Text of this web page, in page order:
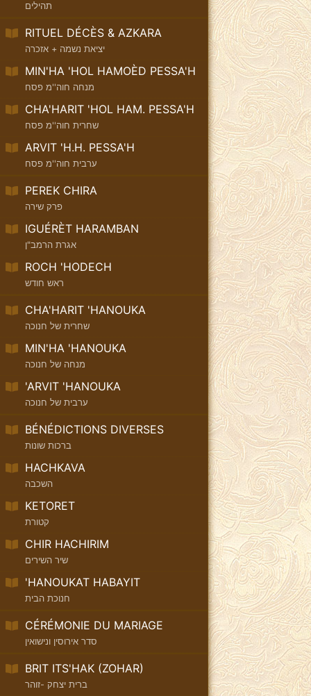
תהילים
RITUEL DÉCÈS & AZKARA
יציאת נשמה + אזכרה
MIN'HA 'HOL HAMOÈD PESSA'H
מנחה חוה''מ פסח
CHA'HARIT 'HOL HAM. PESSA'H
שחרית חוה''מ פסח
ARVIT 'H.H. PESSA'H
ערבית חוה''מ פסח
PEREK CHIRA
פרק שירה
IGUÉRÈT HARAMBAN
אגרת הרמב"ן
ROCH 'HODECH
ראש חודש
CHA'HARIT 'HANOUKA
שחרית של חנוכה
MIN'HA 'HANOUKA
מנחה של חנוכה
'ARVIT 'HANOUKA
ערבית של חנוכה
BÉNÉDICTIONS DIVERSES
ברכות שונות
HACHKAVA
השכבה
KETORET
קטורת
CHIR HACHIRIM
שיר השירים
'HANOUKAT HABAYIT
חנוכת הבית
CÉRÉMONIE DU MARIAGE
סדר אירוסין ונישואין
BRIT ITS'HAK (ZOHAR)
ברית יצחק -זוהר